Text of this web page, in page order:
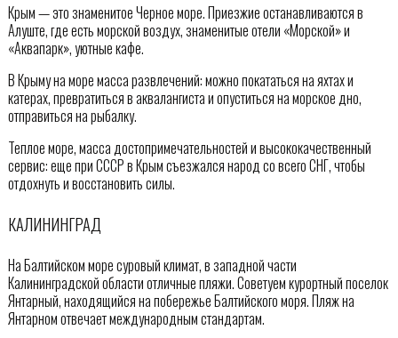
Крым — это знаменитое Черное море. Приезжие останавливаются в
Алуште, где есть морской воздух, знаменитые отели «Морской» и
«Аквапарк», уютные кафе.
В Крыму на море масса развлечений: можно покататься на яхтах и
катерах, превратиться в аквалангиста и опуститься на морское дно,
отправиться на рыбалку.
Теплое море, масса достопримечательностей и высококачественный
сервис: еще при СССР в Крым съезжался народ со всего СНГ, чтобы
отдохнуть и восстановить силы.
КАЛИНИНГРАД
На Балтийском море суровый климат, в западной части
Калининградской области отличные пляжи. Советуем курортный поселок
Янтарный, находящийся на побережье Балтийского моря. Пляж на
Янтарном отвечает международным стандартам.